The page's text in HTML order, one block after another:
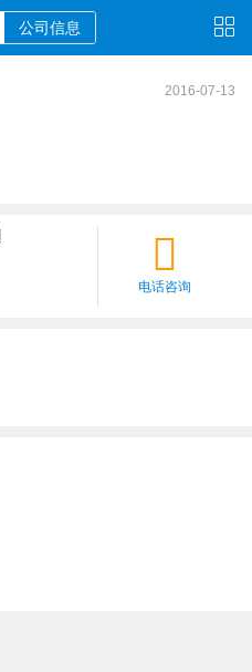
公司信息
2016-07-13
电话咨询